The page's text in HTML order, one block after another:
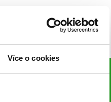
Více o cookies